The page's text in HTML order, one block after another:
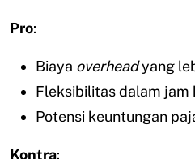
Pro:
Biaya overheadyang
Fleksibilitas dalam jam
Potensi keuntungan
Kontra: